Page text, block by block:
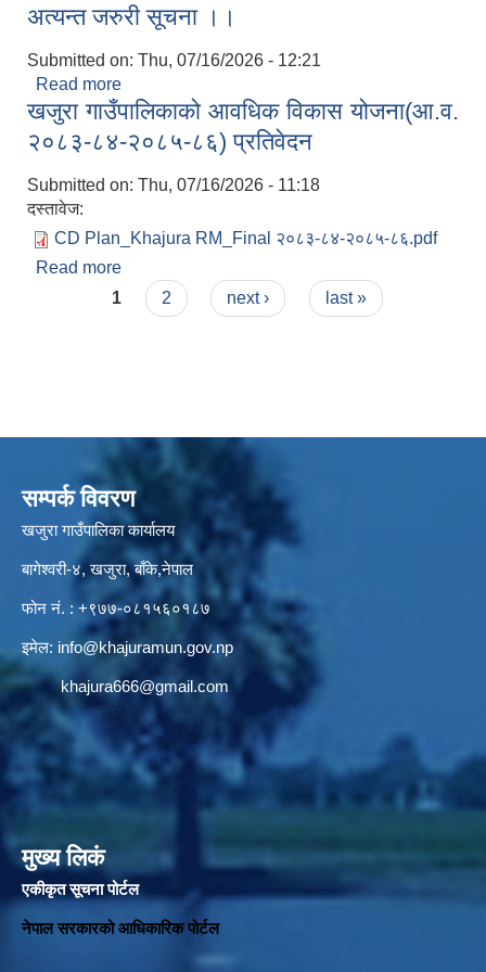
अत्यन्त जरुरी सूचना ।।
Submitted on: Thu, 07/16/2026 - 12:21
Read more
अत्यन्त जरुरी सूचना ।।
खजुरा गाउँपालिकाको आवधिक विकास योजना(आ.व.
२०८३-८४-२०८५-८६) प्रतिवेदन
Submitted on: Thu, 07/16/2026 - 11:18
दस्तावेज:
CD Plan_Khajura RM_Final २०८३-८४-२०८५-८६.pdf
Read more
२०८३-८४-२०८५-८६) प्रतिवेदन
Pages
1 2 next › last »
सम्पर्क विवरण
खजुरा गाउँपालिका कार्यालय
बागेश्वरी-४, खजुरा, बाँके,नेपाल
फोन नं. : +९७७-०८१५६०१८७
इमेल: info@khajuramun.gov.np
khajura666@gmail.com
मुख्य लिकं
एकीकृत सूचना पोर्टल
नेपाल सरकारको आधिकारिक पोर्टल